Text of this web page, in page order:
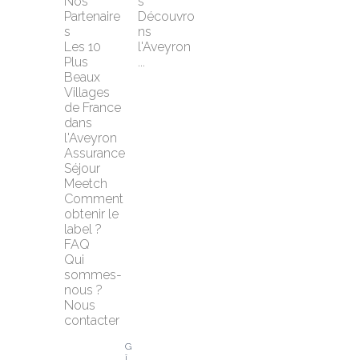
Partenaire
s
Les 10
Plus
Beaux
Villages
de France
dans
l'Aveyron
Assurance
Séjour
Meetch
Comment
obtenir le
label ?
FAQ
Qui
sommes-
nous ?
Nous
contacter
Découvro
ns
l'Aveyron
...
G